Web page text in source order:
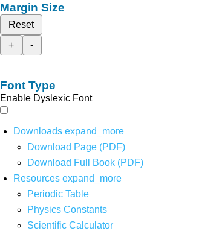
Margin Size
Reset
+
-
Font Type
Enable Dyslexic Font
Downloads expand_more
Download Page (PDF)
Download Full Book (PDF)
Resources expand_more
Periodic Table
Physics Constants
Scientific Calculator